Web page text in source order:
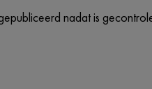
nadat is